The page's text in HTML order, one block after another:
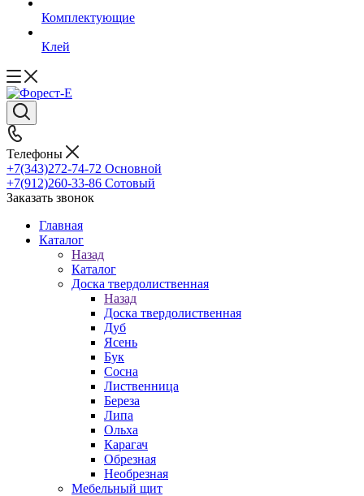
Комплектующие
Клей
Телефоны
+7(343)272-74-72 Основной
+7(912)260-33-86 Сотовый
Заказать звонок
Главная
Каталог
Назад
Каталог
Доска твердолиственная
Назад
Доска твердолиственная
Дуб
Ясень
Бук
Сосна
Лиственница
Береза
Липа
Ольха
Карагач
Обрезная
Необрезная
Мебельный щит